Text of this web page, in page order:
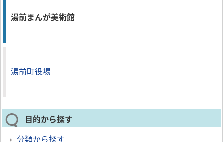
湯前まんが美術館
湯前町役場
目的から探す
分類から探す